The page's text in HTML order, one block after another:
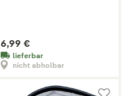
6,99 €
lieferbar
nicht abholbar